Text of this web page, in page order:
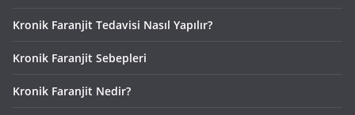
Kronik Faranjit Tedavisi Nasıl Yapılır?
Kronik Faranjit Sebepleri
Kronik Faranjit Nedir?